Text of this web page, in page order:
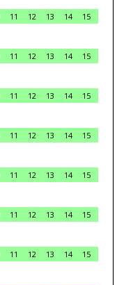
11 12 13 14
15
11 12 13 14
15
11 12 13 14
15
11 12 13 14
15
11 12 13 14
15
11 12 13 14
15
11 12 13 14
15